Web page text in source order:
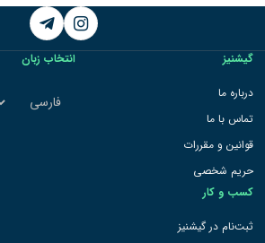
Instagram
Telegram
گیشنیز
درباره ما
تماس با ما
قوانین و مقررات
حریم شخصی
کسب و کار
ثبت‌نام در گیشنیز
انتخاب زبان
انتخاب
زبان